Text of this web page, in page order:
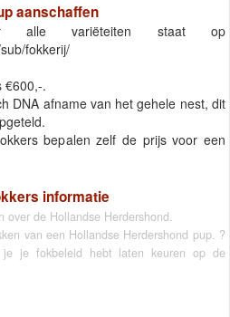
aanschaffen
alle variëteiten staat op
fokkerij/
€600,-.
DNA afname van het gehele nest, dit
bepalen zelf de prijs voor een
informatie
over de Hollandse Herdershond.
van een Hollandse Herdershond pup. ?
je fokbeleid hebt laten keuren op de